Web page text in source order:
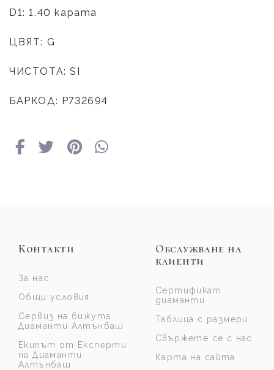
D1: 1.40 карата
ЦВЯТ: G
ЧИСТОТА: SI
БАРКОД: P732694
Контакти
За нас
Общи условия
Сервиз на бижута
Диаманти Алтънбаш
Екипът от Експерти
на Диаманти
Алтънбаш
Обслужване на
клиенти
Сертификат
диаманти
Таблица с размери
Свържете се с нас
Карта на сайта